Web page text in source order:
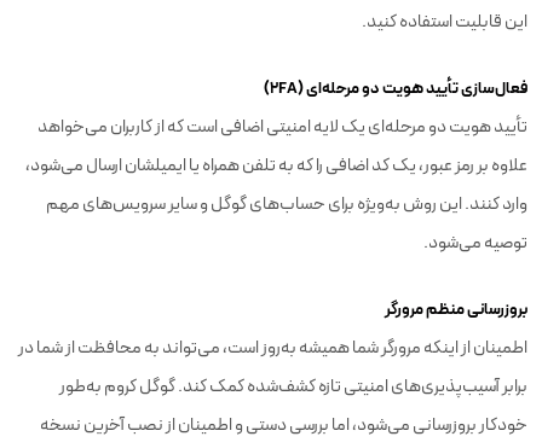
این قابلیت استفاده کنید.
فعال‌سازی تأیید هویت دو مرحله‌ای (2FA)
تأیید هویت دو مرحله‌ای یک لایه امنیتی اضافی است که از کاربران می‌خواهد
علاوه بر رمز عبور، یک کد اضافی را که به تلفن همراه یا ایمیلشان ارسال می‌شود،
وارد کنند. این روش به‌ویژه برای حساب‌های گوگل و سایر سرویس‌های مهم
توصیه می‌شود.
بروزرسانی منظم مرورگر
اطمینان از اینکه مرورگر شما همیشه به‌روز است، می‌تواند به محافظت از شما در
برابر آسیب‌پذیری‌های امنیتی تازه کشف‌شده کمک کند. گوگل کروم به‌طور
خودکار بروزرسانی می‌شود، اما بررسی دستی و اطمینان از نصب آخرین نسخه